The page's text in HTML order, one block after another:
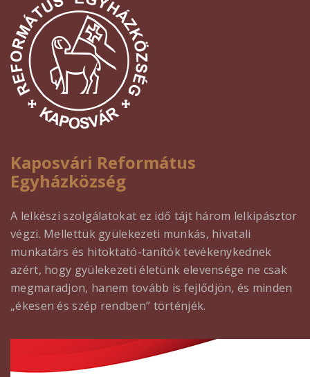
Kaposvári Református
Egyházközség
A lelkészi szolgálatokat ez idő tájt három lelkipásztor
végzi. Mellettük gyülekezeti munkás, hivatali
munkatárs és hitoktató-tanítók tevékenykednek
azért, hogy gyülekezeti életünk elevensége ne csak
megmaradjon, hanem tovább is fejlődjön, és minden
„ékesen és szép rendben” történjék.